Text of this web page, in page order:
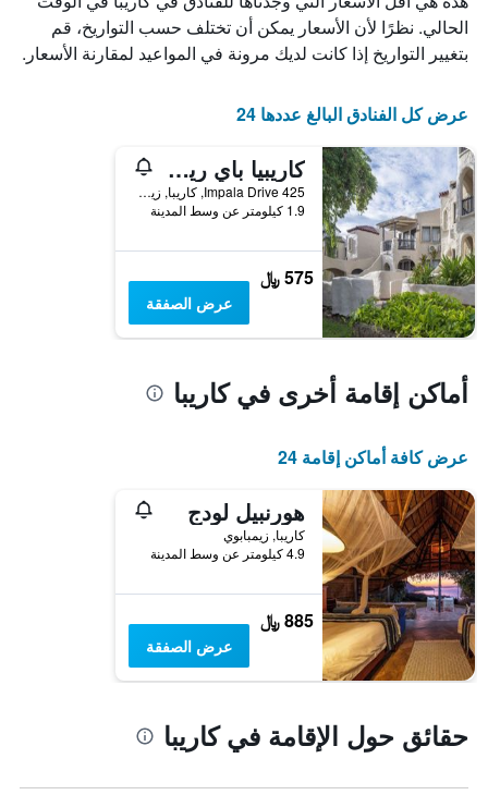
الذي
يعرض
أيام
يتضمن
المخطط
التالي
1
محور
Y
الذي
يعرض
متوسط
سعر
غرفة
الحالي. نظرًا لأن الأسعار يمكن أن تختلف حسب التواريخ، قم
بتغيير التواريخ إذا كانت لديك مرونة في المواعيد لمقارنة الأسعار.
عرض كل الفنادق البالغ عددها 24
كاريبيا باي ريزورت
425 Impala Drive, كاريبا, زيمبابوي
1.9 كيلومتر عن وسط المدينة
575 ﷼
عرض الصفقة
أماكن إقامة أخرى في كاريبا
عرض كافة أماكن إقامة 24
هورنبيل لودج
كاريبا, زيمبابوي
4.9 كيلومتر عن وسط المدينة
885 ﷼
عرض الصفقة
حقائق حول الإقامة في كاريبا